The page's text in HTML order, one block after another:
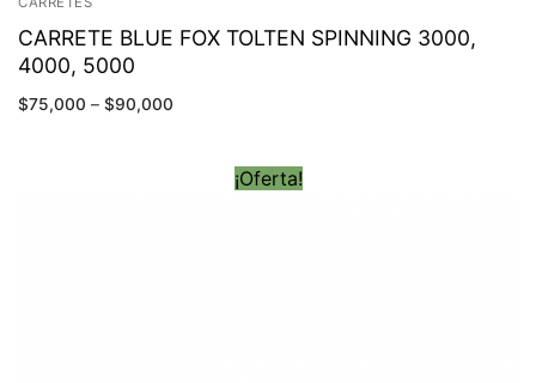
CARRETE BLUE FOX TOLTEN SPINNING 3000,
4000, 5000
$75,000 – $90,000
¡Oferta!